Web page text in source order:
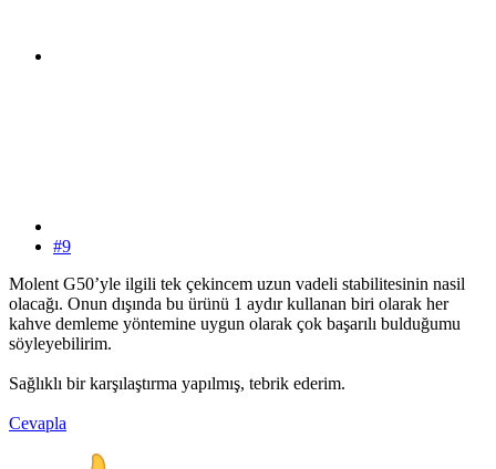
#9
Molent G50’yle ilgili tek çekincem uzun vadeli stabilitesinin nasil
olacağı. Onun dışında bu ürünü 1 aydır kullanan biri olarak her
kahve demleme yöntemine uygun olarak çok başarılı bulduğumu
söyleyebilirim.
Sağlıklı bir karşılaştırma yapılmış, tebrik ederim.
Cevapla